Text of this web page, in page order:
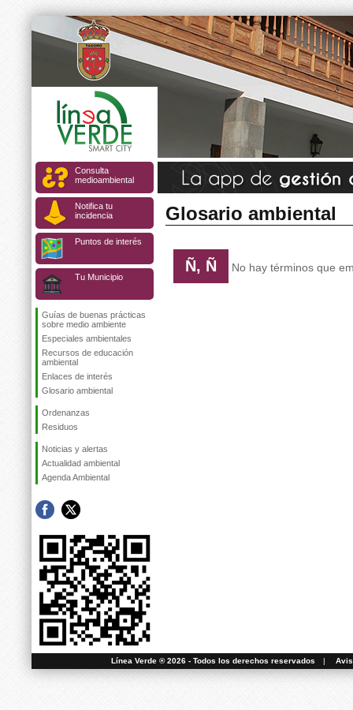
Consulta
medioambiental
Notifica tu
incidencia
Puntos de interés
Tu Municipio
Guías de buenas prácticas
sobre medio ambiente
Especiales ambientales
Recursos de educación
ambiental
Enlaces de interés
Glosario ambiental
Ordenanzas
Residuos
Noticias y alertas
Actualidad ambiental
Agenda Ambiental
Glosario ambiental
Ñ, Ñ No hay términos que
Línea Verde ® 2026 - Todos los derechos reservados |